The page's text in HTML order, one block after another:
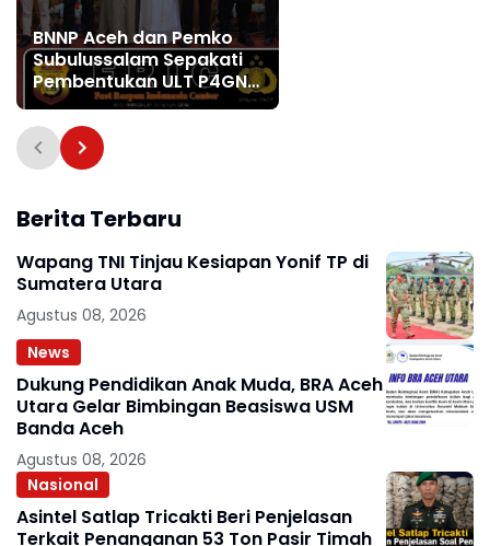
BNNP Aceh dan Pemko
Subulussalam Sepakati
Pembentukan ULT P4GN
untuk Dekatkan Layanan
Masyarakat
Berita Terbaru
Wapang TNI Tinjau Kesiapan Yonif TP di
Sumatera Utara
Agustus 08, 2026
News
Dukung Pendidikan Anak Muda, BRA Aceh
Utara Gelar Bimbingan Beasiswa USM
Banda Aceh
Agustus 08, 2026
Nasional
Asintel Satlap Tricakti Beri Penjelasan
Terkait Penanganan 53 Ton Pasir Timah